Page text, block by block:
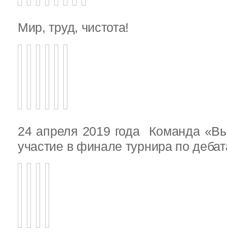
Мир, труд, чистота!
24 апреля 2019 года Команда
участие в финале турнира по